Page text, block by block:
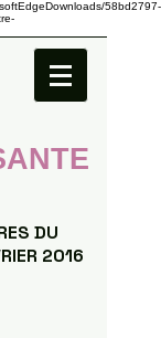
58bd2797-
DU
2016